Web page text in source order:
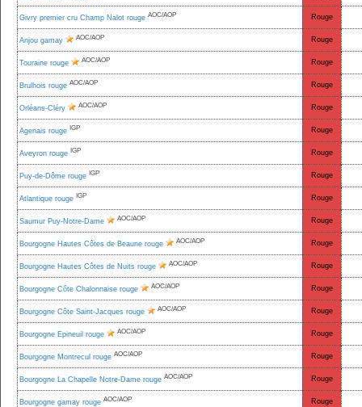
Givry premier cru Champ Nalot rouge AOC/AOP Rouge
Anjou gamay AOC/AOP Rouge
Touraine rouge AOC/AOP Rouge
Brulhois rouge AOC/AOP Rouge
Orléans-Cléry AOC/AOP Rouge
Agenais rouge IGP Rouge
Aveyron rouge IGP Rouge
Puy-de-Dôme rouge IGP Rouge
Atlantique rouge IGP Rouge
Saumur Puy-Notre-Dame AOC/AOP Rouge
Bourgogne Hautes Côtes de Beaune rouge AOC/AOP Rouge
Bourgogne Hautes Côtes de Nuits rouge AOC/AOP Rouge
Bourgogne Côte Chalonnaise rouge AOC/AOP Rouge
Bourgogne Côte Saint-Jacques rouge AOC/AOP Rouge
Bourgogne Epineuil rouge AOC/AOP Rouge
Bourgogne Montrecul rouge AOC/AOP Rouge
Bourgogne La Chapelle Notre-Dame rouge AOC/AOP Rouge
Bourgogne gamay rouge AOC/AOP Rouge